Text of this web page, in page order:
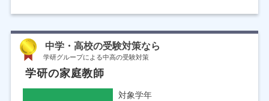
中学・高校の受験対策なら
学研グループによる中高の受験対策
学研の家庭教師
対象学年